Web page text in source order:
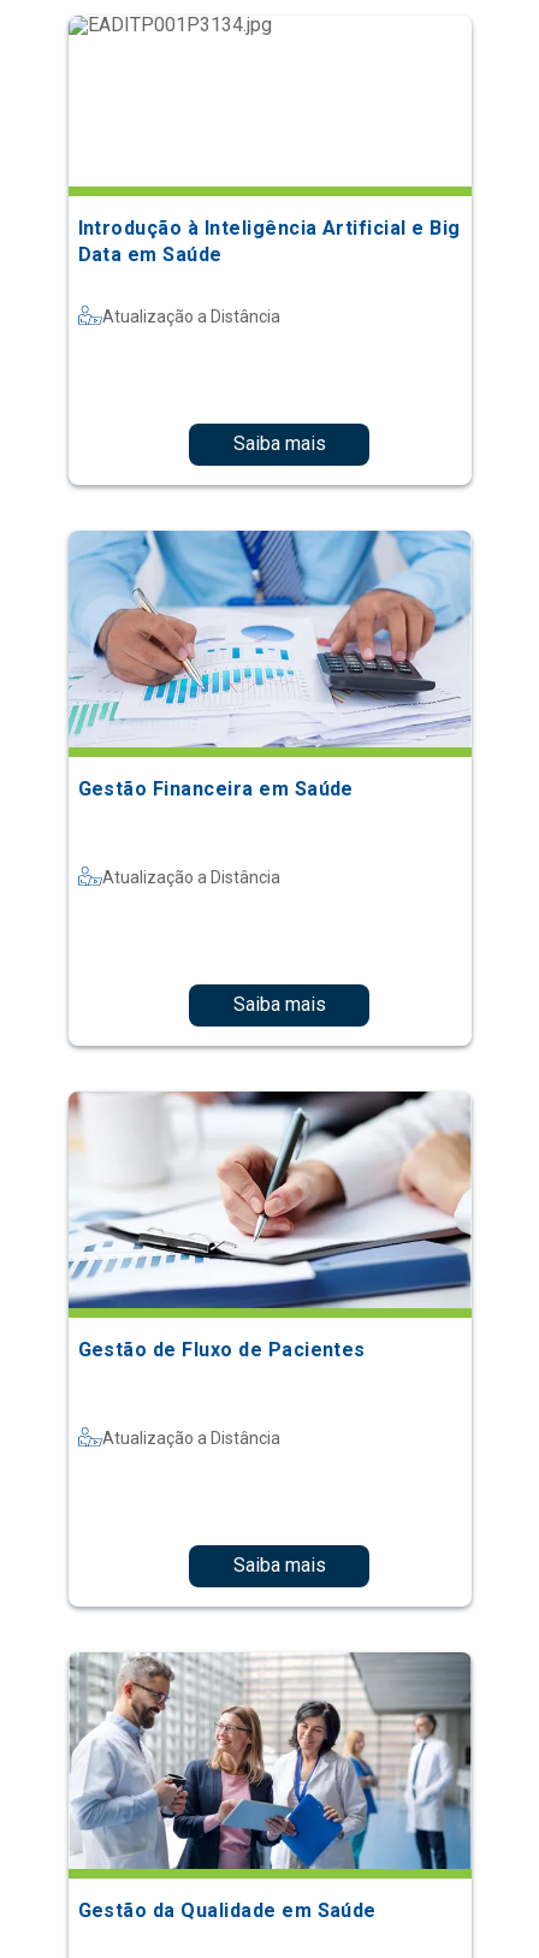
Introdução à Inteligência Artificial e Big
Data em Saúde
Atualização a Distância
Saiba mais
Gestão Financeira em Saúde
Atualização a Distância
Saiba mais
Gestão de Fluxo de Pacientes
Atualização a Distância
Saiba mais
Gestão da Qualidade em Saúde